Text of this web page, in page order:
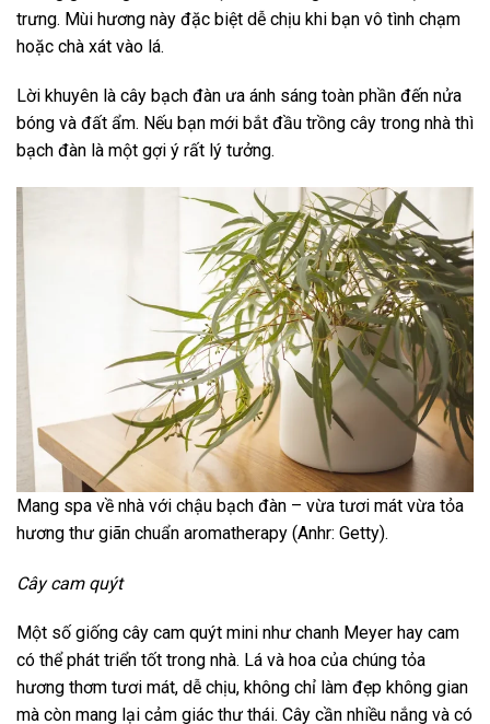
trưng. Mùi hương này đặc biệt dễ chịu khi bạn vô tình chạm
hoặc chà xát vào lá.
Lời khuyên là cây bạch đàn ưa ánh sáng toàn phần đến nửa
bóng và đất ẩm. Nếu bạn mới bắt đầu trồng cây trong nhà thì
bạch đàn là một gợi ý rất lý tưởng.
Mang spa về nhà với chậu bạch đàn – vừa tươi mát vừa tỏa
hương thư giãn chuẩn aromatherapy (Anhr: Getty).
Cây cam quýt
Một số giống cây cam quýt mini như chanh Meyer hay cam
có thể phát triển tốt trong nhà. Lá và hoa của chúng tỏa
hương thơm tươi mát, dễ chịu, không chỉ làm đẹp không gian
mà còn mang lại cảm giác thư thái. Cây cần nhiều nắng và có